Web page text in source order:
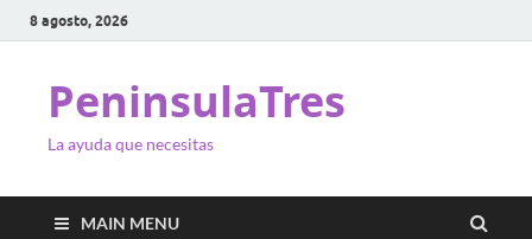
8 agosto, 2026
PeninsulaTres
La ayuda que necesitas
MAIN MENU